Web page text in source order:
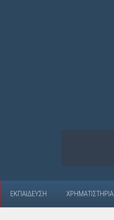
ΕΚΠΑΊΔΕΥΣΗ ΧΡΗΜΑΤΙΣΤΉΡΙΑ